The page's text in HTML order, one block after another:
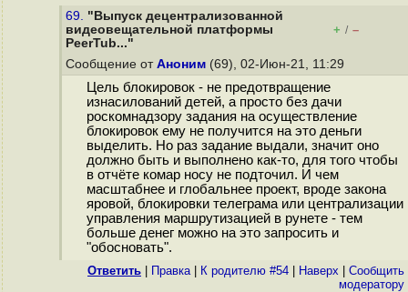
69. "Выпуск децентрализованной
видеовещательной платформы
PeerTub..."
+ / –
Сообщение от Аноним (69), 02-Июн-21, 11:29
Цель блокировок - не предотвращение
изнасилований детей, а просто без дачи
роскомнадзору задания на осуществление
блокировок ему не получится на это деньги
выделить. Но раз задание выдали, значит оно
должно быть и выполнено как-то, для того чтобы
в отчёте комар носу не подточил. И чем
масштабнее и глобальнее проект, вроде закона
яровой, блокировки телеграма или централизации
управления маршрутизацией в рунете - тем
больше денег можно на это запросить и
"обосновать".
Ответить Правка| К родителю #54 Наверх
Cообщить
модератору